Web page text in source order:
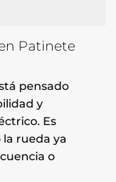
Patinete
pensado
y
Es
rueda ya
o